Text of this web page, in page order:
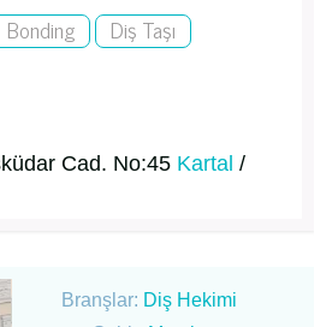
Bonding
Diş Taşı
Cad. No:45 Kartal /
Branşlar: Diş Hekimi